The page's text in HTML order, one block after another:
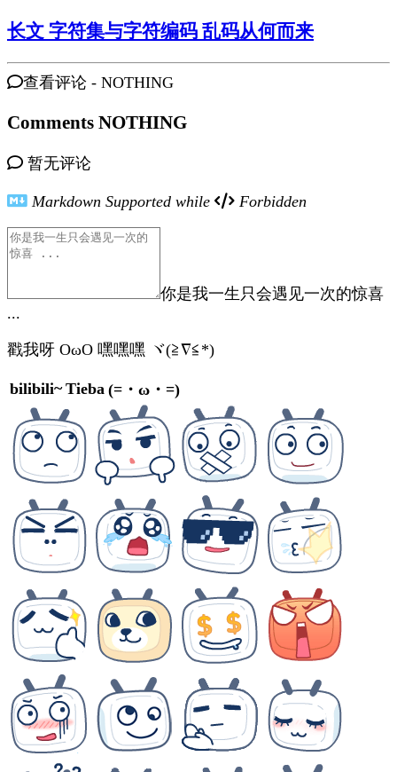
长文 字符集与字符编码 乱码从何而来
查看评论 - NOTHING
Comments NOTHING
暂无评论
Markdown Supported while Forbidden
你是我一生只会遇见一次的惊喜
...
戳我呀 OωO 嘿嘿嘿 ヾ(≧∇≦*)ゝ
bilibili~ Tieba (=・ω・=)